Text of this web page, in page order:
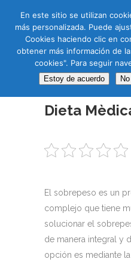
CAT
06 FEB
Dieta
El sobrepeso es un
complejo que tiene
solucionar el
de manera integral y
opción es mediante
En este sitio se utilizan
más personalizada. Puede
Cookies haciendo clic en
obtener más información de
cookies". Para seguir
Estoy de acuerdo